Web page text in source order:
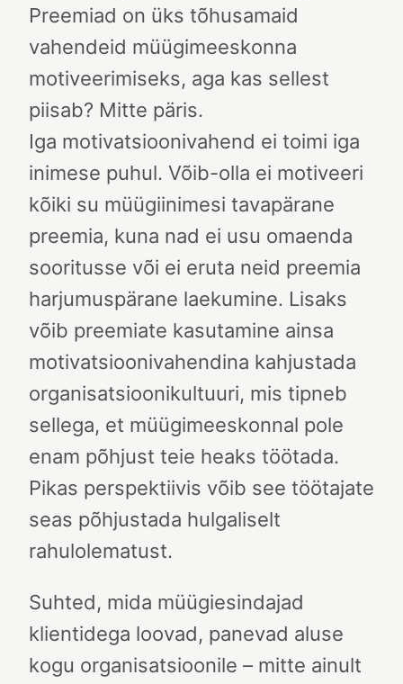
Preemiad on üks tõhusamaid
vahendeid müügimeeskonna
motiveerimiseks, aga kas sellest
piisab? Mitte päris.
Iga motivatsioonivahend ei toimi iga
inimese puhul. Võib-olla ei motiveeri
kõiki su müügiinimesi tavapärane
preemia, kuna nad ei usu omaenda
sooritusse või ei eruta neid preemia
harjumuspärane laekumine. Lisaks
võib preemiate kasutamine ainsa
motivatsioonivahendina kahjustada
organisatsioonikultuuri, mis tipneb
sellega, et müügimeeskonnal pole
enam põhjust teie heaks töötada.
Pikas perspektiivis võib see töötajate
seas põhjustada hulgaliselt
rahulolematust.
Suhted, mida müügiesindajad
klientidega loovad, panevad aluse
kogu organisatsioonile – mitte ainult